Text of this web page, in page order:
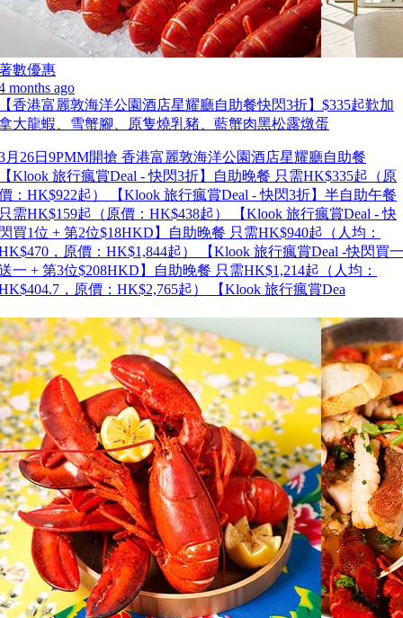
數優惠
months ago
香港富麗敦海洋公園酒店星耀廳自助餐快閃3折】$335起歎加
大龍蝦、雪蟹腳、原隻燒乳豬、藍蟹肉黑松露燉蛋
月26日9PMM開搶 香港富麗敦海洋公園酒店星耀廳自助餐
Klook 旅行瘋賞Deal - 快閃3折】自助晚餐 只需HK$335起（原
：HK$922起） 【Klook 旅行瘋賞Deal - 快閃3折】半自助午餐
需HK$159起（原價：HK$438起） 【Klook 旅行瘋賞Deal - 快
買1位 + 第2位$18HKD】自助晚餐 只需HK$940起（人均：
，原價：HK$1,844起） 【Klook 旅行瘋賞Deal -快閃買一
一 + 第3位$208HKD】自助晚餐 只需HK$1,214起（人均：
，原價：HK$2,765起） 【Klook 旅行瘋賞Dea